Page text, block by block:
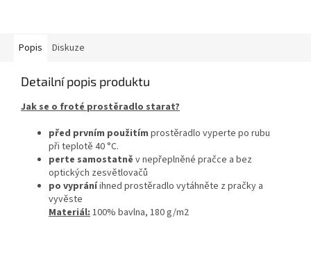
Popis Diskuze
Detailní popis produktu
Jak se o froté prostěradlo starat?
před prvním použitím prostěradlo vyperte po rubu
při teplotě 40 °C.
perte samostatně v nepřeplněné pračce a bez
optických zesvětlovačů
po vypráníihned prostěradlo vytáhněte z pračky a
vyvěste
Materiál:100% bavlna, 180 g/m2